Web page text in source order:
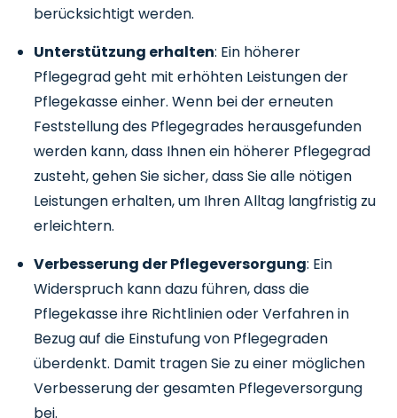
berücksichtigt werden.
Unterstützung erhalten: Ein höherer
Pflegegrad geht mit erhöhten Leistungen der
Pflegekasse einher. Wenn bei der erneuten
Feststellung des Pflegegrades herausgefunden
werden kann, dass Ihnen ein höherer Pflegegrad
zusteht, gehen Sie sicher, dass Sie alle nötigen
Leistungen erhalten, um Ihren Alltag langfristig zu
erleichtern.
Verbesserung der Pflegeversorgung: Ein
Widerspruch kann dazu führen, dass die
Pflegekasse ihre Richtlinien oder Verfahren in
Bezug auf die Einstufung von Pflegegraden
überdenkt. Damit tragen Sie zu einer möglichen
Verbesserung der gesamten Pflegeversorgung
bei.